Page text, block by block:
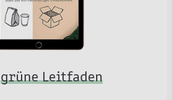
grüne Leitfaden